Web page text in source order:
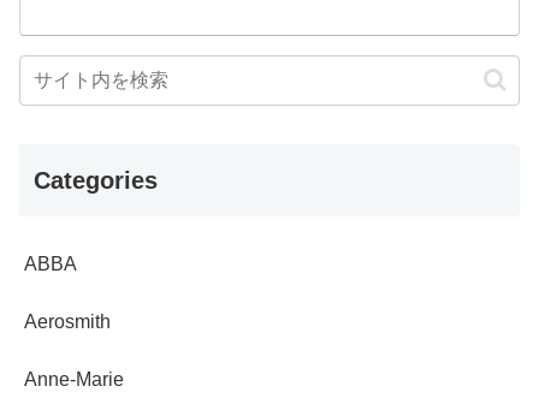
Categories
ABBA
Aerosmith
Anne-Marie